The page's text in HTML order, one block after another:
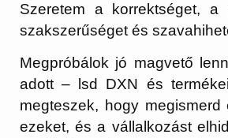
Szeretem a korrektséget, a
szakszerűséget és
Megpróbálok jó magvető
adott – lsd DXN és
megteszek, hogy megismerd
ezeket, és a vállalkozást